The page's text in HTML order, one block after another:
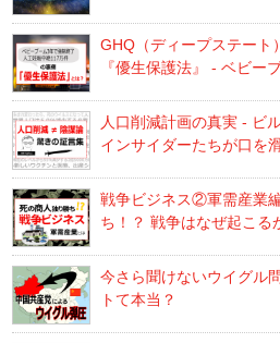
GHQ（ディープステート
『優生保護法』 - ベビー
人口削減計画の真実 - ビ
インサイダーたちが口を
戦争ビジネス②軍需産業
ち！？ 戦争はなぜ起こる
今さら聞けないウイグル
トて本当？